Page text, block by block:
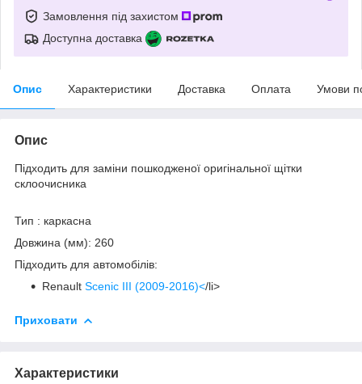
Замовлення під захистом
Доступна доставка
Опис Характеристики Доставка Оплата Умови
Опис
Підходить для заміни пошкодженої оригінальної щітки
склоочисника
Тип : каркасна
Довжина (мм): 260
Підходить для автомобілів:
Renault Scenic III (2009-2016)</li>
Приховати
Характеристики